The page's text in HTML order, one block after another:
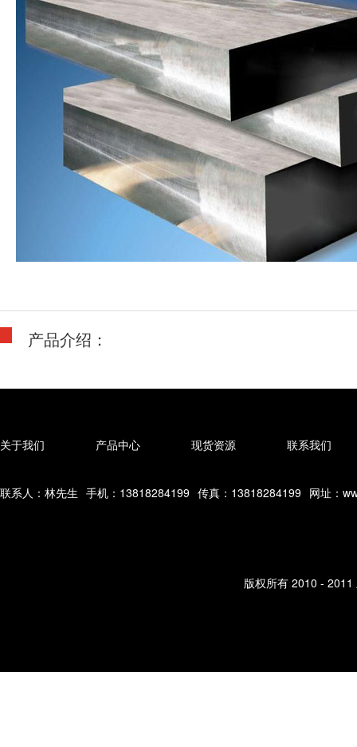
产品介绍：
关于我们 产品中心 现货资源 联系我们
联系人：林先生 手机：13818284199 传真：13818284199 网址：
版权所有 2010 -